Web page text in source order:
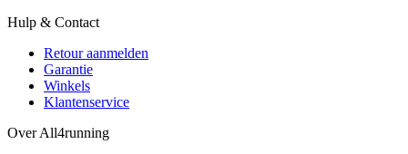
Hulp & Contact
Retour aanmelden
Garantie
Winkels
Klantenservice
Over All4running